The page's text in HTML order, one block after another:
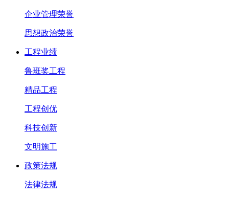
企业管理荣誉
思想政治荣誉
工程业绩
鲁班奖工程
精品工程
工程创优
科技创新
文明施工
政策法规
法律法规